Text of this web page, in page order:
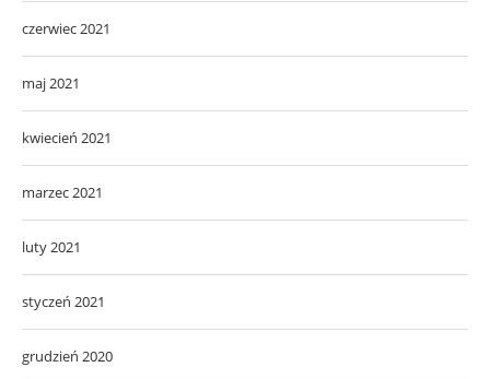
czerwiec 2021
maj 2021
kwiecień 2021
marzec 2021
luty 2021
styczeń 2021
grudzień 2020